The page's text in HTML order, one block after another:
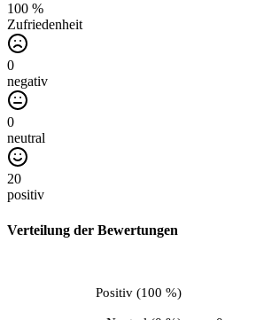
100 %
Zufriedenheit
0
negativ
0
neutral
20
positiv
Verteilung der Bewertungen
Positiv(100 %)